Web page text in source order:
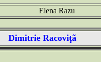
Elena Razu
Dimitrie Racoviţã